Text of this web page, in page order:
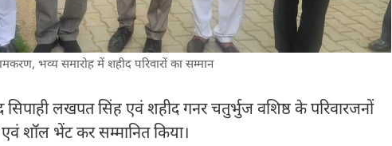
भव्य समारोह में शहीद परिवारों का सम्मान
सिपाही लखपत सिंह एवं शहीद गनर चतुर्भुज वशिष्ठ के परिवारजनों
एवं शॉल भेंट कर सम्मानित किया।